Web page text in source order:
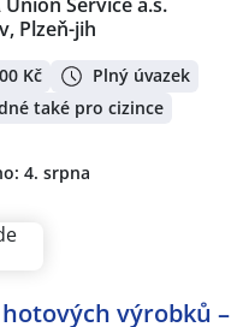
Plzeň-jih
Kč
Plný úvazek
také pro cizince
4. srpna
výrobků –